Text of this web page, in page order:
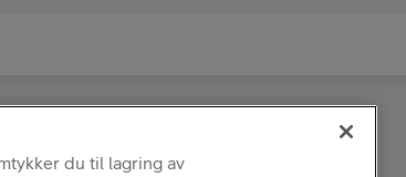
Nyttige snarveier
du til lagring av